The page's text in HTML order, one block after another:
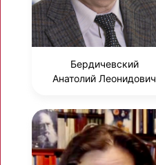
Бердичевский
Анатолий Леонидович